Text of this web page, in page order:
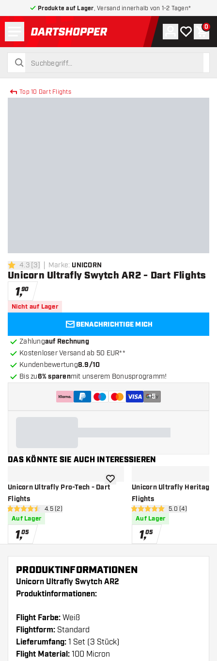
Produkte auf Lager , Versand innerhalb von 1-2 Tagen*
zurück zur Startseite
suchen
suchen
Konto
Meine 0
Top 10 Dart Flights
4.3 Bewertungssterne
4.3[3] Marke: UNICORN
Unicorn Ultrafly Swytch AR2 - Dart Flights
1,90
Nicht auf Lager
BENACHRICHTIGE MICH
Zahlungauf Rechnung
Kostenloser Versand ab 50 EUR**
Kundenbewertung8.9/10
Bis zu6% sparenmit unserem Bonusprogramm!
+5
DAS KÖNNTE SIE AUCH INTERESSIEREN
Unicorn Ultrafly Pro-Tech - Dart
Flights
Bewertungsbereich öffnen
4.5 Bewertungssterne
4.5 (2)
Auf Lager
1,05
Zur Wunschliste hinzufügen
Unicorn Ultrafly Heritage
Flights
5 Bewertungssterne
5.0 (4)
Auf Lager
1,05
PRODUKTINFORMATIONEN
Unicorn Ultrafly Swytch AR2
Produktinformationen:
Flight Farbe: Weiß
Flightform: Standard
Lieferumfang: 1 Set (3 Stück)
Flight Material: 100 Micron